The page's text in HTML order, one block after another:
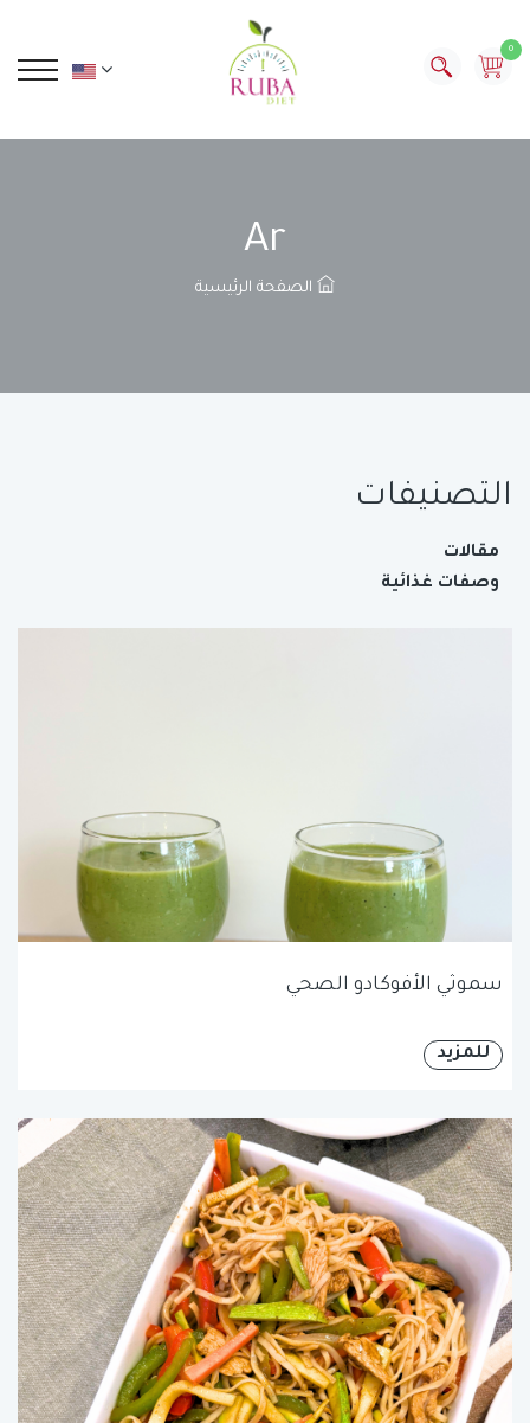
0
Ar
الصفحة الرئيسية
التصنيفات
مقالات
وصفات غذائية
سموثي الأفوكادو الصحي
للمزيد